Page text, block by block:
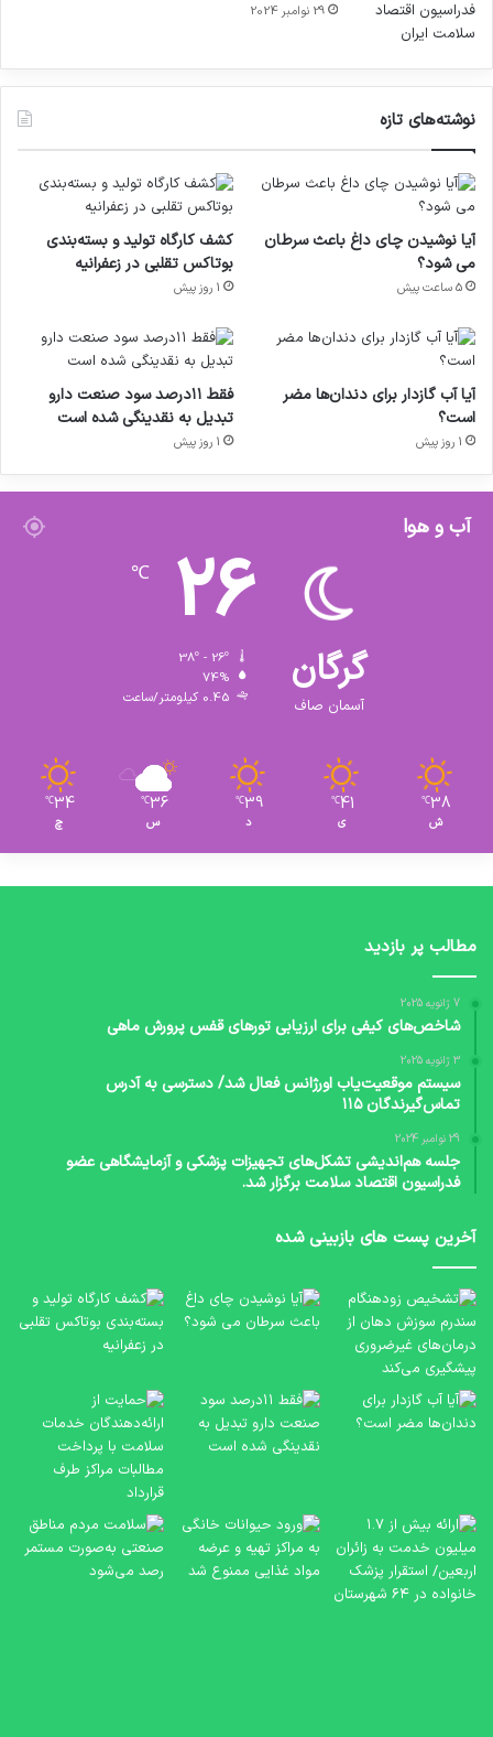
29 نوامبر 2024
نوشته‌های تازه
آیا نوشیدن چای داغ باعث سرطان
می شود؟
5 ساعت پیش
کشف کارگاه تولید و بسته‌بندی
بوتاکس تقلبی در زعفرانیه
1 روز پیش
آیا آب گازدار برای دندان‌ها مضر
است؟
1 روز پیش
فقط ۱۱‌درصد سود صنعت دارو
تبدیل به نقدینگی شده است
1 روز پیش
آب و هوا
گرگان
آسمان صاف
26
℃
74%
0.45 کیلومتر/ساعت
38
℃
ش
41
℃
ی
39
℃
د
36
℃
س
34
℃
چ
مطالب پر بازدید
7 ژانویه 2025
شاخص‌های کیفی برای ارزیابی تورهای قفس پرورش ماهی
3 ژانویه 2025
سیستم موقعیت‌یاب اورژانس فعال شد/ دسترسی به آدرس
تماس‌گیرندگان ۱۱۵
29 نوامبر 2024
جلسه هم‌اندیشی تشکل‌های تجهیزات پزشکی و آزمایشگاهی عضو
فدراسیون اقتصاد سلامت برگزار شد.
آخرین پست های بازبینی شده